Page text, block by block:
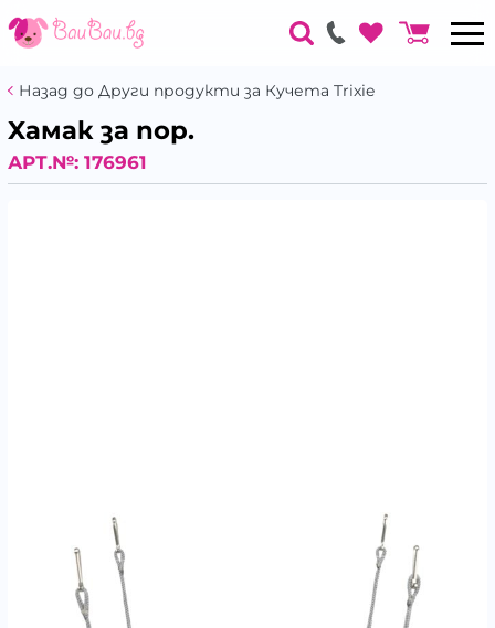
Назад до Други продукти за Кучета Trixie
Xамак за пор.
АРТ.№: 176961